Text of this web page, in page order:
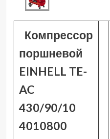
Компрессор
поршневой
EINHELL TE-
AC
430/90/10
4010800